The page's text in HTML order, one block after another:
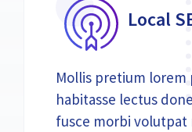
Local
Mollis pretium lorem
habitasse lectus
fusce morbi volutpat